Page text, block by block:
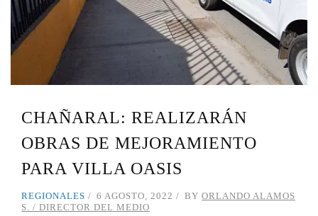
CHAÑARAL: REALIZARÁN
OBRAS DE MEJORAMIENTO
PARA VILLA OASIS
REGIONALES 6 AGOSTO, 2022 BY ORLANDO ALAMOS
S. / DIRECTOR DEL MEDIO